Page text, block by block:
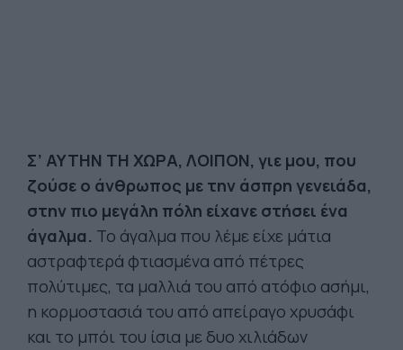
Σ’ ΑΥΤΗΝ ΤΗ ΧΩΡΑ, ΛΟΙΠΟΝ, γιε μου, που
ζούσε ο άνθρωπος με την άσπρη γενειάδα,
στην πιο μεγάλη πόλη είχανε στήσει ένα
άγαλμα. Το άγαλμα που λέμε είχε μάτια
αστραφτερά φτιασμένα από πέτρες
πολύτιμες, τα μαλλιά του από ατόφιο ασήμι,
η κορμοστασιά του από απείραγο χρυσάφι
και το μπόι του ίσια με δυο χιλιάδων